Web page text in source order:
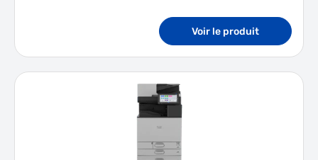
Voir le produit